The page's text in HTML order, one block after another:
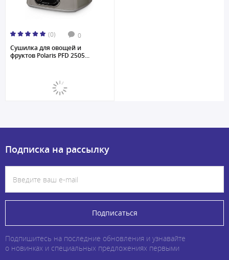
(0) 0
Сушилка для овощей и
фруктов Polaris PFD 2505...
Подписка на рассылку
Подписаться
Подпишитесь на последние обновления и узнавайте
о новинках и специальных предложениях первыми